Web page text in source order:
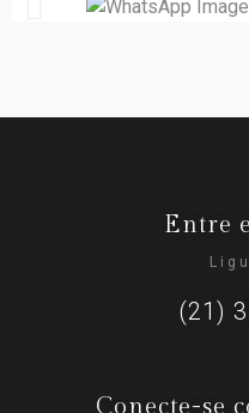
Entre
(21)
Conecte-se